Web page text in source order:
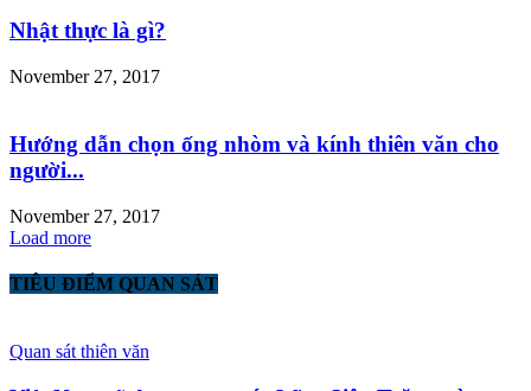
Nhật thực là gì?
November 27, 2017
Hướng dẫn chọn ống nhòm và kính thiên văn cho
người...
November 27, 2017
Load more
TIÊU ĐIỂM QUAN SÁT
Quan sát thiên văn